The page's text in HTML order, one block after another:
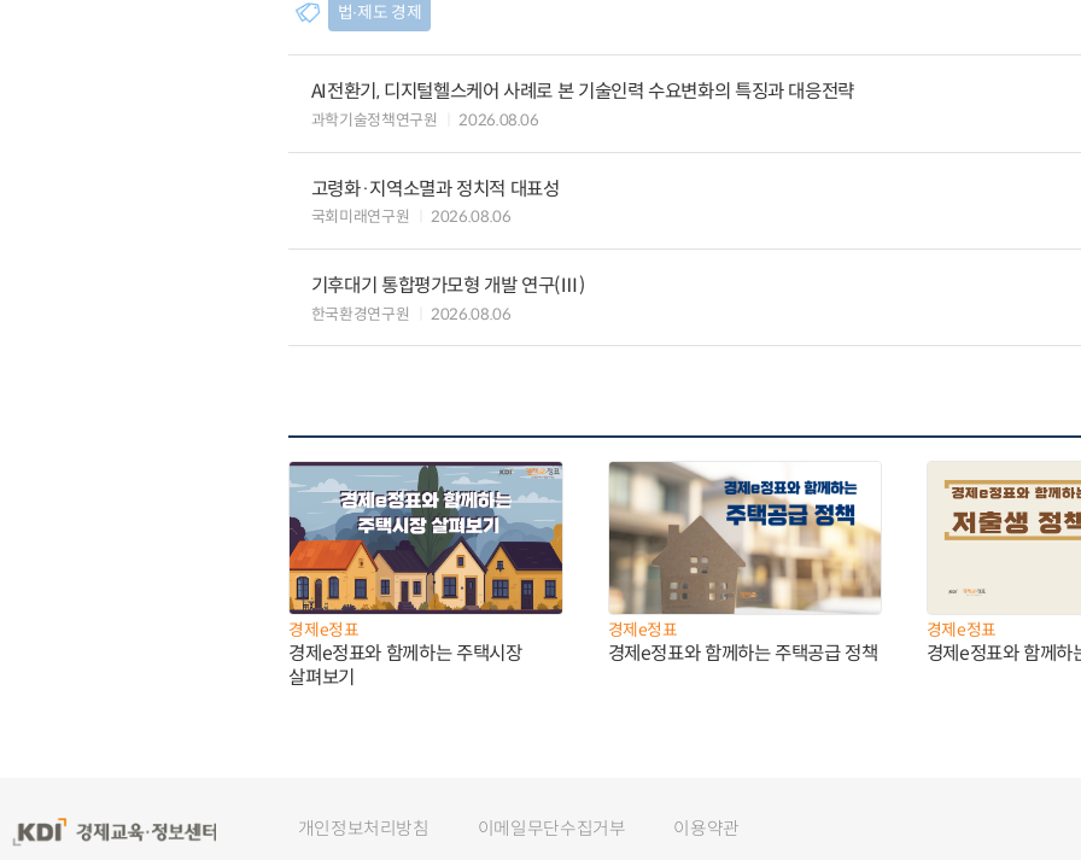
법∙제도 경제
AI전환기, 디지털헬스케어 사례로 본 기술인력 수요변화의 특징과 대응전략
과학기술정책연구원 2026.08.06
고령화·지역소멸과 정치적 대표성
국회미래연구원 2026.08.06
기후대기 통합평가모형 개발 연구(Ⅲ)
한국환경연구원 2026.08.06
경제e정표
경제e정표와 함께하는 주택시장
살펴보기
경제e정표
경제e정표와 함께하는 주택공급 정책
경제e정표
경제e정표와 함께하
개인정보처리방침 이메일무단수집거부 이용약관